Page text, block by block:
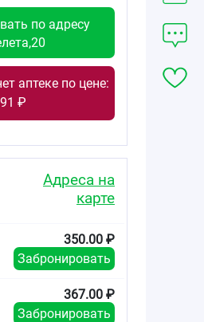
по адресу
аптеке по цене:
₽
Адреса на
карте
350.00 ₽
Забронировать
367.00 ₽
Забронировать